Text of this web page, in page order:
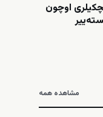
ترامپ ۲۰۲۸ سئچکیلری اوچون
مشاهده همه